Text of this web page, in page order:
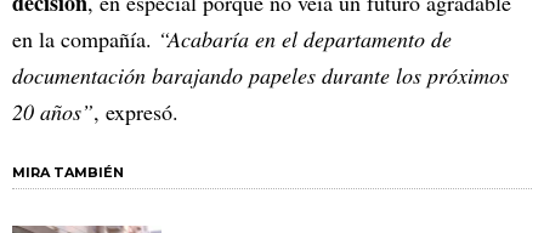
en la compañía. “Acabaría en el departamento de
documentación barajando papeles durante los próximos
20 años”, expresó.
MIRA TAMBIÉN